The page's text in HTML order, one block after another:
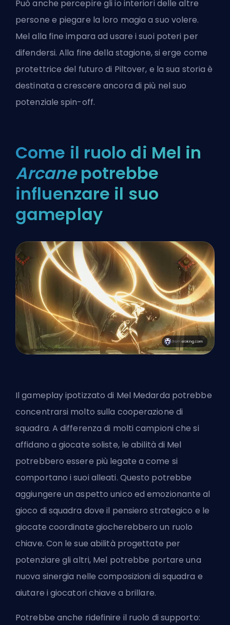
Può anche percepire gli io interiori delle altre
persone e piegare la loro magia a suo volere.
Mel alla fine impara ad usare i suoi poteri per
difendersi. Alla fine della stagione, si erge come
protettrice del futuro di Piltover, e la sua storia è
destinata a crescere ancora di più nel suo
potenziale spin-off.
Come il ruolo di Mel in
Arcanepotrebbe
influenzare il suo
gameplay
Il gameplay ipotizzato di Mel Medarda potrebbe
concentrarsi molto sulla cooperazione di
squadra. A differenza di molti campioni che si
affidano a giocate soliste, le abilità di Mel
potrebbero essere più legate a come si
comportano i suoi alleati. Questo potrebbe
aggiungere un aspetto unico ed emozionante al
gioco di squadra dove il pensiero strategico e le
giocate coordinate giocherebbero un ruolo
chiave. Con le sue abilità progettate per
potenziare gli altri, Mel potrebbe portare una
nuova sinergia nelle composizioni di squadra e
aiutare i giocatori chiave a brillare.
Potrebbe anche ridefinire il ruolo di supporto: